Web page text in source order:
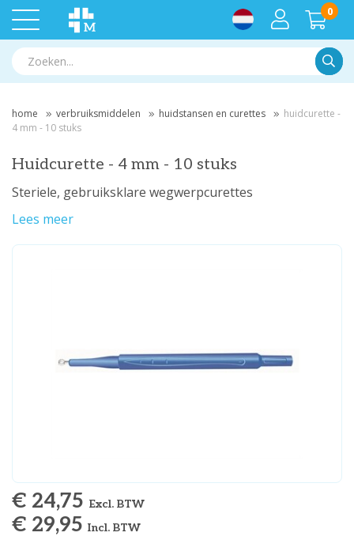
0
home verbruiksmiddelen huidstansen en curettes
huidcurette -
4 mm - 10 stuks
Huidcurette - 4 mm - 10 stuks
Steriele, gebruiksklare wegwerpcurettes
Lees meer
€ 24,75 Excl. BTW
€ 29,95 Incl. BTW